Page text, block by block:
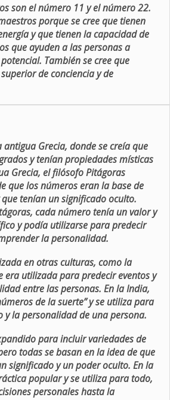
son el número 11 y el número 22.
porque se cree que tienen
y que tienen la capacidad de
que ayuden a las personas a
También se cree que
de conciencia y de
antigua Grecia, donde se creía que
y tenían propiedades místicas
Grecia, el filósofo Pitágoras
que los números eran la base de
tenían un significado oculto.
cada número tenía un valor y
y podía utilizarse para predecir
la personalidad.
en otras culturas, como la
era utilizada para predecir eventos y
entre las personas. En la India,
de la suerte” y se utiliza para
y la personalidad de una persona.
para incluir variedades de
todas se basan en la idea de que
significado y un poder oculto. En la
popular y se utiliza para todo,
personales hasta la